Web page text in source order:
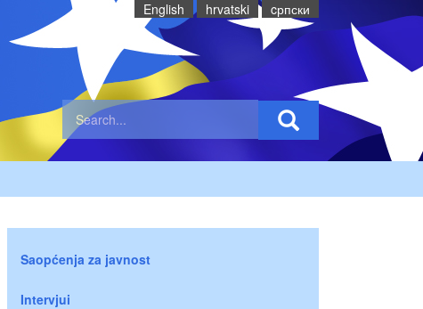
English hrvatski cрпски
Saopćenja za javnost
Intervjui